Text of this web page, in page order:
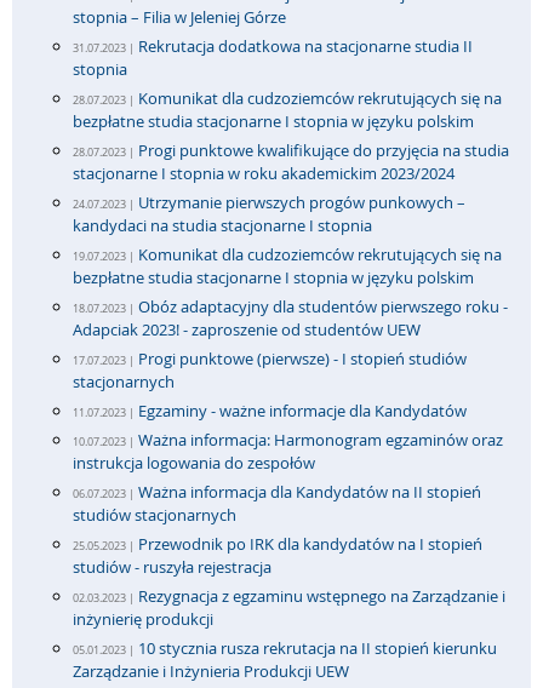
stopnia – Filia w Jeleniej Górze
31.07.2023 | Rekrutacja dodatkowa na stacjonarne studia II
stopnia
28.07.2023 | Komunikat dla cudzoziemców rekrutujących się na
bezpłatne studia stacjonarne I stopnia w języku polskim
28.07.2023 | Progi punktowe kwalifikujące do przyjęcia na studia
stacjonarne I stopnia w roku akademickim 2023/2024
24.07.2023 | Utrzymanie pierwszych progów punkowych –
kandydaci na studia stacjonarne I stopnia
19.07.2023 | Komunikat dla cudzoziemców rekrutujących się na
bezpłatne studia stacjonarne I stopnia w języku polskim
18.07.2023 | Obóz adaptacyjny dla studentów pierwszego roku -
Adapciak 2023! - zaproszenie od studentów UEW
17.07.2023 | Progi punktowe (pierwsze) - I stopień studiów
stacjonarnych
11.07.2023 | Egzaminy - ważne informacje dla Kandydatów
10.07.2023 | Ważna informacja: Harmonogram egzaminów oraz
instrukcja logowania do zespołów
06.07.2023 | Ważna informacja dla Kandydatów na II stopień
studiów stacjonarnych
25.05.2023 | Przewodnik po IRK dla kandydatów na I stopień
studiów - ruszyła rejestracja
02.03.2023 | Rezygnacja z egzaminu wstępnego na Zarządzanie i
inżynierię produkcji
05.01.2023 | 10 stycznia rusza rekrutacja na II stopień kierunku
Zarządzanie i Inżynieria Produkcji UEW